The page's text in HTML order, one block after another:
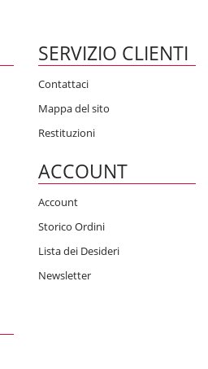
SERVIZIO CLIENTI
Contattaci
Mappa del sito
Restituzioni
ACCOUNT
Account
Storico Ordini
Lista dei Desideri
Newsletter